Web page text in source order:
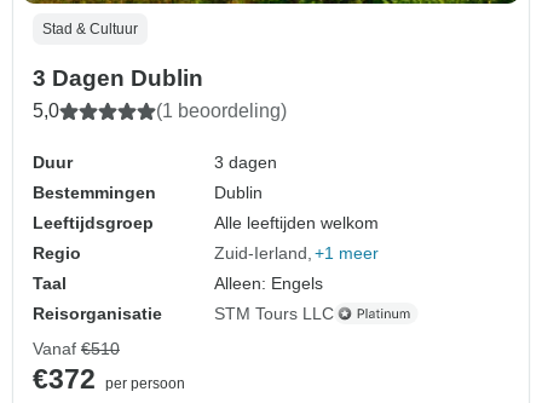
Stad & Cultuur
3 Dagen Dublin
5,0 (1 beoordeling)
Duur
3 dagen
Bestemmingen
Dublin
Leeftijdsgroep
Alle leeftijden welkom
Regio
Zuid-Ierland +1 meer
Taal
Alleen: Engels
Reisorganisatie
STM Tours LLC
Vanaf €510
€372
per persoon